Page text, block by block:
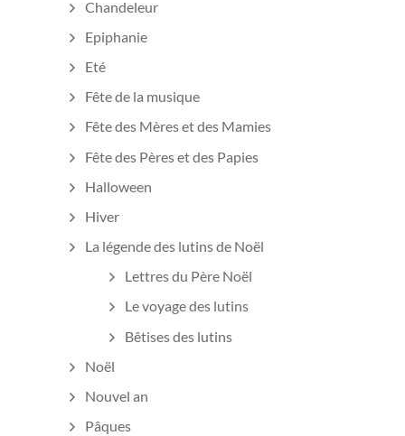
Chandeleur
Epiphanie
Eté
Fête de la musique
Fête des Mères et des Mamies
Fête des Pères et des Papies
Halloween
Hiver
La légende des lutins de Noël
Lettres du Père Noël
Le voyage des lutins
Bêtises des lutins
Noël
Nouvel an
Pâques